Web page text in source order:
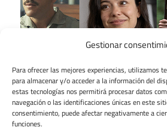
Gestionar
Para ofrecer las mejores experiencias, utilizamos
para almacenar y/o acceder a la información del
estas tecnologías nos permitirá procesar datos
navegación o las identificaciones únicas en este
consentimiento, puede afectar negativamente a
funciones.